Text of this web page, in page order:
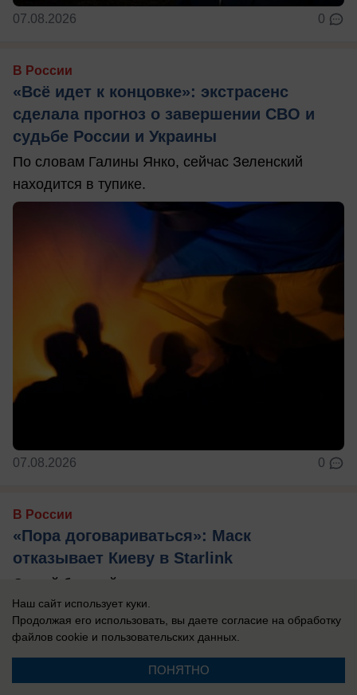
07.08.2026 0
В России
«Всё идет к концовке»: экстрасенс
сделала прогноз о завершении СВО и
судьбе России и Украины
По словам Галины Янко, сейчас Зеленский
находится в тупике.
07.08.2026 0
В России
«Пора договариваться»: Маск
отказывает Киеву в Starlink
Самый богатый человек планеты, миллиардер
Илон Маск не спешит предоставлять Украине
полный доступ к спутникам Старлинк.
Наш сайт использует куки.
Продолжая его использовать, вы даете согласие на обработку
файлов cookie и пользовательских данных.
ПОНЯТНО